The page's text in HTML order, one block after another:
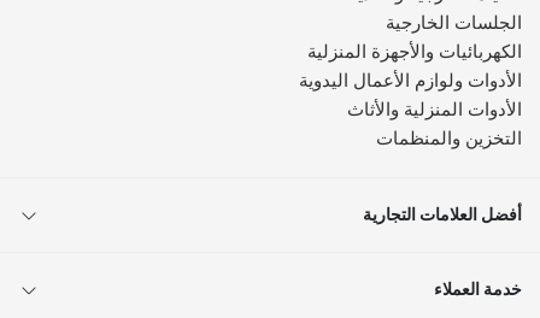
الجلسات الخارجية
الكهربائيات والأجهزة المنزلية
الأدوات ولوازم الأعمال اليدوية
الأدوات المنزلية والأثاث
التخزين والمنظمات
أفضل العلامات التجارية
خدمة العملاء